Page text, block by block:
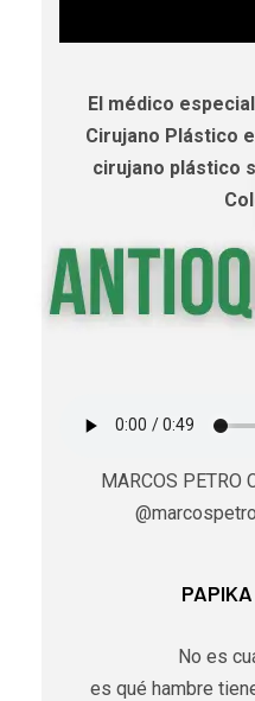
El médico
Cirujano Plástico
cirujano plástico
MARCOS PETRO
No es
es qué hambre